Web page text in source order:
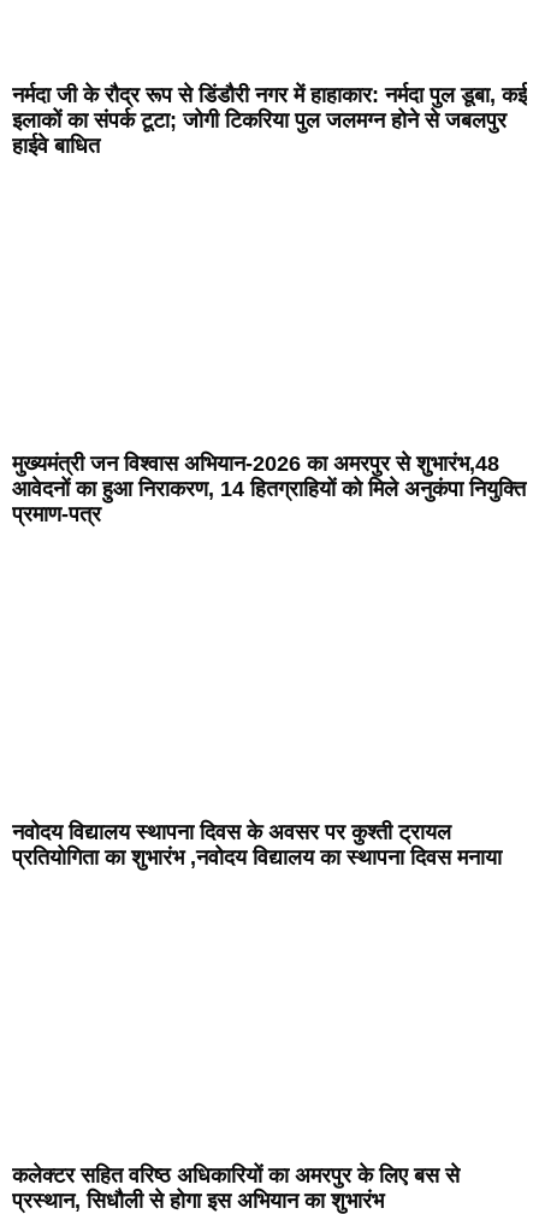
नर्मदा जी के रौद्र रूप से डिंडौरी नगर में हाहाकार: नर्मदा पुल डूबा, कई
इलाकों का संपर्क टूटा; जोगी टिकरिया पुल जलमग्न होने से जबलपुर
हाईवे बाधित
मुख्यमंत्री जन विश्वास अभियान-2026 का अमरपुर से शुभारंभ,48
आवेदनों का हुआ निराकरण, 14 हितग्राहियों को मिले अनुकंपा नियुक्ति
प्रमाण-पत्र
नवोदय विद्यालय स्थापना दिवस के अवसर पर कुश्ती ट्रायल
प्रतियोगिता का शुभारंभ ,नवोदय विद्यालय का स्थापना दिवस मनाया
कलेक्टर सहित वरिष्ठ अधिकारियों का अमरपुर के लिए बस से
प्रस्थान, सिधौली से होगा इस अभियान का शुभारंभ